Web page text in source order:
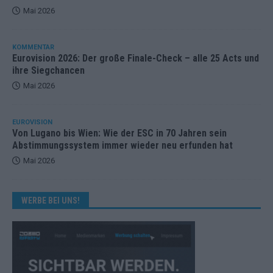
Mai 2026
KOMMENTAR
Eurovision 2026: Der große Finale-Check – alle 25 Acts und
ihre Siegchancen
Mai 2026
EUROVISION
Von Lugano bis Wien: Wie der ESC in 70 Jahren sein
Abstimmungssystem immer wieder neu erfunden hat
Mai 2026
WERBE BEI UNS!